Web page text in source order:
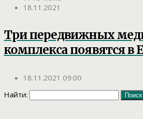
18.11.2021
Три передвижных
комплекса появятся в
18.11.2021 09:00
Найти: